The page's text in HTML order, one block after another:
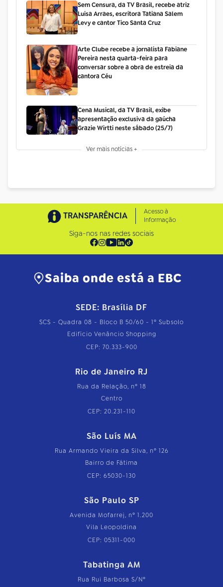
Sem Censura, da TV Brasil, recebe atriz
Luisa Arraes, escritora Tatiana Salem
Levy e cantor Tico Santa Cruz
Arte Clube recebe a jornalista Fabiane
Pereira nesta quarta-feira para
conversar sobre a obra de estreia da
cantora Céu
Cena Musical, da TV Brasil, exibe
apresentação exclusiva da gaúcha
Grazie Wirtti neste sábado (25/7)
Ver mais notícias +
TRANSPARÊNCIA
Acesso à
Informação
Siga-nos nas redes sociais
Saiba onde está a EBC
SEDE: Brasília DF
SCS - Quadra 08 - Bloco B 50/60 - 1º Subsolo
Edifício Venâncio Shopping
CEP: 70.333-900
Rio de Janeiro RJ
Rua da Relação, nº 18
Centro
CEP: 20.231-110
São Luís MA
Rua Armando Vieira da Silva, nº 126
Bairro de Fátima
CEP: 65030-130
São Paulo SP
Avenida Mofarrej, nº 1.200
Vila Leopoldina
CEP: 05311-000
Tabatinga AM
Rua Rui Barbosa S/Nº